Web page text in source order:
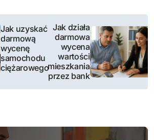
Jak uzyskać
darmową
wycenę
samochodu
ciężarowego
Jak działa
darmowa
wycena
wartości
mieszkania
przez bank